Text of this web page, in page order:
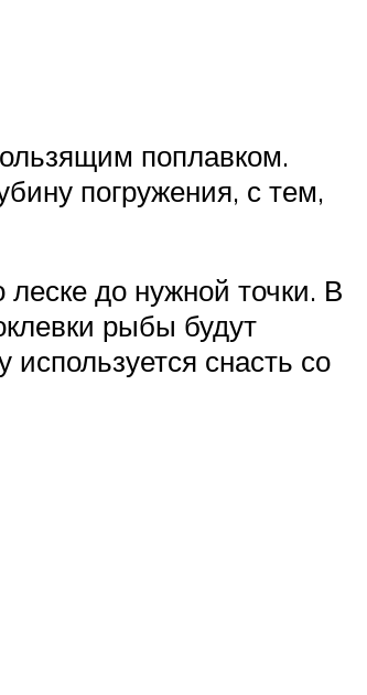
поплавком.
погружения, с тем,
до нужной точки. В
рыбы будут
снасть со